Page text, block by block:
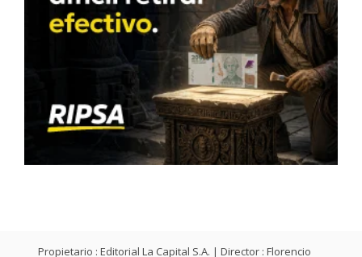
Propietario : Editorial La Capital S.A. | Director : Florencio